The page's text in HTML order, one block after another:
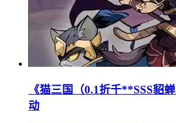
《猫三国（0.1折千**SSS貂
动